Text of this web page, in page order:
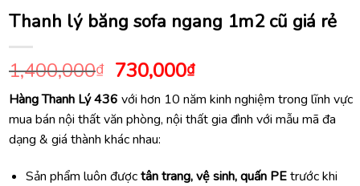
Thanh lý băng sofa ngang 1m2 cũ giá rẻ
1,400,000₫ Giá
gốc
là:
1,400,000₫.
730,000₫Giá
hiện
tại
là:
Hàng Thanh Lý 436 với hơn 10 năm kinh nghiệm trong lĩnh vực
mua bán nội thất văn phòng, nội thất gia đình với mẫu mã đa
dạng & giá thành khác nhau:
Sản phẩm luôn đượctân trang, vệ sinh, quấn PEtrước khi